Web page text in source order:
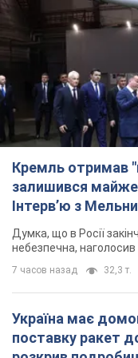
Кремль отримав
залишився майже
Інтерв’ю з
Думка, що в Росії
небезпечна,
7 часов назад 32,3 т.
Україна має
поставку ракет
розкрив
партнерами
Дбала про учнів
внаслідок удару
директорка